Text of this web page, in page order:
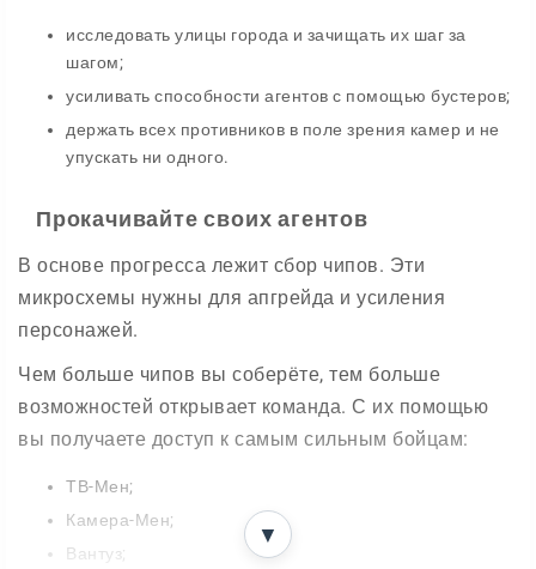
исследовать улицы города и зачищать их шаг за
шагом;
усиливать способности агентов с помощью бустеров;
держать всех противников в поле зрения камер и не
упускать ни одного.
Прокачивайте своих агентов
В основе прогресса лежит сбор чипов. Эти
микросхемы нужны для апгрейда и усиления
персонажей.
Чем больше чипов вы соберёте, тем больше
возможностей открывает команда. С их помощью
вы получаете доступ к самым сильным бойцам:
ТВ-Мен;
Камера-Мен;
Вантуз;
▼